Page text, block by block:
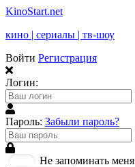
KinoStart.net
кино | сериалы | тв-шоу
Войти Регистрация
Логин:
Пароль: Забыли пароль?
Не запоминать меня